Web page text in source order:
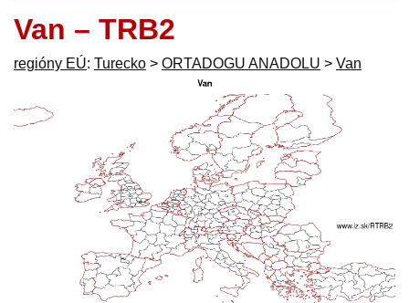
Van – TRB2
regióny EÚ: Turecko > ORTADOGU ANADOLU > Van